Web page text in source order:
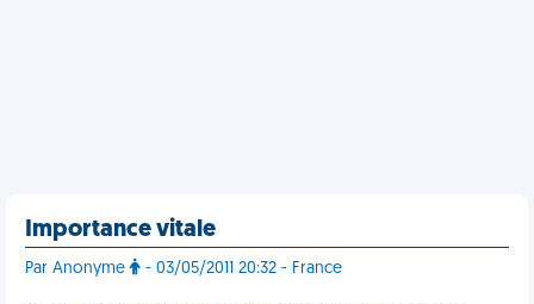
Importance vitale
Par Anonyme - 03/05/2011 20:32 - France